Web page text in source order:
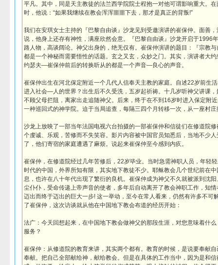
平凡。其中，同是天主教徒的法兰西学院院士程抱一对他可谓影响重大。
时，他说：“如果我继续在教会浑浑噩噩下去，那才是真正的背叛!”
我们在安琪女士主持的『巴黎自由谈』沙龙见到受邀演讲的崔保仲。面善
说，他身上还存有神性，满座欣然会意。『巴黎自由谈』沙龙开启于1996
路人物，高谈阔论。神父出身的，绝无仅有。崔保仲演讲的题目：『宗教
都是一个神秘而需要悟性的话题。玄之又玄，众妙之门。其实，演讲者大
约瑟夫―崔保仲前后的转换听从的都是一个声音―良心的声音。
崔保仲出生在河北保定附近一个几代人信奉天主教的家庭。自述22岁前生
进入社会―人的世界？出生后不久受洗，五岁起祈祷。十几岁听神父讲课，
不顾父母拦阻，离家出走追随神父。后来，终于在不到16岁时进入保定附
一种巡回式的神学院。迫于当局追查，每隔三四个月转移一次，从一座村
沙龙上放映了一部当年法国电视六台拍摄的一部崔保仲和信徒们在修道院
个虔诚、乐观，苦修而不失笑容。影片内容被中国官员知悉后，当地不少
了，他们寄宿的家庭遭遇了麻烦。说起来崔保仲至今感到内疚。
崔保仲，在修道院经过几年苦修后，22岁毕业。当时急需神职人员，年轻
时代的中国，外界所知有限，其实地下教徒不少。耶稣教会几个世纪前在
息，也许在八十年代出现了繁衍的良机。崔保仲成为神父不久就被派到沈
尘仆仆，受命传递上帝声音的使者，多年后自动离开了教会神职工作，知
迈出而终于迈出的巨大一步! 这一举动，至今在常人看来，仍然有许多不可
了崔保仲，这次访谈就从他在中国地下教会布道的经历开始：
法广：今天回想起来，在中国地下教会做神父的那段生涯，对您意味着什
服务？
崔保仲：从修道院的教育来讲，其实两个都有。教育的时候，是说要奉献
奉献。把自己全部献给神，献给教会。但是在具体的工作当中，因为是和